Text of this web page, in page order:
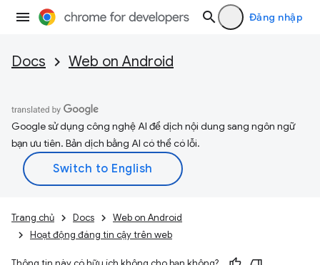
Đăng nhập
Docs Web on Android
Google sử dụng công nghệ AI để dịch nội dung sang ngôn ngữ
bạn ưu tiên. Bản dịch bằng AI có thể có lỗi.
Trang chủ Docs
Web on Android
Hoạt động đáng tin cậy trên web